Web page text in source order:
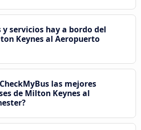
y servicios hay a bordo del
Keynes al Aeropuerto
las mejores
de Milton Keynes al